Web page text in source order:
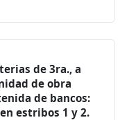
de 3ra., a
de obra
de bancos:
estribos 1 y 2.